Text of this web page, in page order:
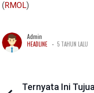
(RMOL)
Admin
HEADLINE - 5 TAHUN LALU
Ternyata Ini